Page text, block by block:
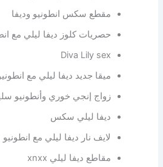
مقطع سكس انطونيو وديفا
حصريات كلوز ديفا ليلي مع
Diva Lily sex
ميقا جديد ديفا ليلي مع
زواج إنجي خوري وأنطونيو
ديفا ليلي سكس
لايف نار ديفا ليلي مع
مقاطع ديفا ليلي xnxx